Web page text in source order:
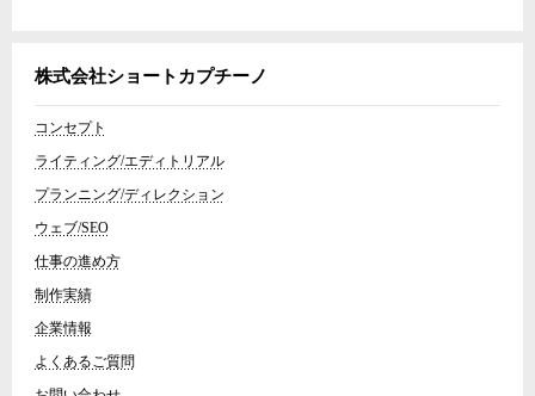
株式会社ショートカプチーノ
コンセプト
ライティング/エディトリアル
プランニング/ディレクション
ウェブ/SEO
仕事の進め方
制作実績
企業情報
よくあるご質問